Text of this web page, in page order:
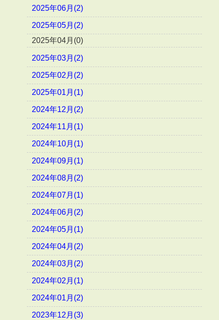
2025年06月(2)
2025年05月(2)
2025年04月(0)
2025年03月(2)
2025年02月(2)
2025年01月(1)
2024年12月(2)
2024年11月(1)
2024年10月(1)
2024年09月(1)
2024年08月(2)
2024年07月(1)
2024年06月(2)
2024年05月(1)
2024年04月(2)
2024年03月(2)
2024年02月(1)
2024年01月(2)
2023年12月(3)